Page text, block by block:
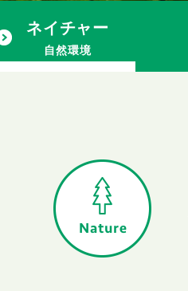
ネイチャー
自然環境